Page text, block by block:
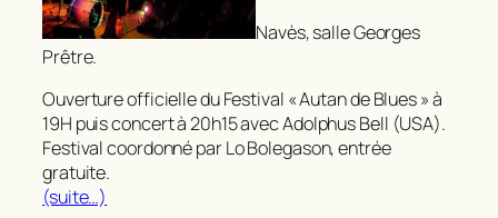
Navès, salle Georges
Prêtre.
Ouverture officielle du Festival « Autan de Blues » à
19H puis concert à 20h15 avec Adolphus Bell (USA).
Festival coordonné par Lo Bolegason, entrée
gratuite.
(suite…)